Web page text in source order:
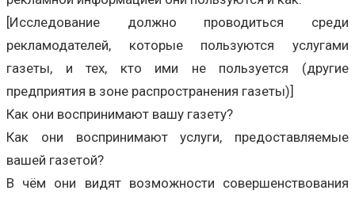
[Исследование должно проводиться среди
рекламодателей, которые пользуются услугами
газеты, и тех, кто ими не пользуется (другие
предприятия в зоне распространения газеты)]
Как они воспринимают вашу газету?
Как они воспринимают услуги, предоставляемые
вашей газетой?
В чём они видят возможности совершенствования